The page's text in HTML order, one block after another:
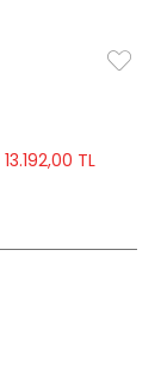
13.192,00 TL